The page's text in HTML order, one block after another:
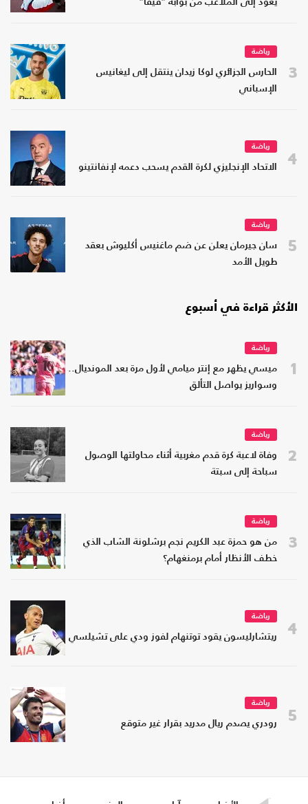
يعود إلى الملاعب من بوابة "فيفا"
3
رياضة
الحارس الجزائري لوكا زيدان ينتقل إلى ليغانيس
الإسباني
4
رياضة
الاتحاد الإنجليزي لكرة القدم يسحب دعمه لإنفانتينو
5
رياضة
سان جيرمان يعلن عن ضم ماغنيس أكليوش بعقد
طويل الأمد
الأكثر قراءة في أسبوع
1
رياضة
ميسي يظهر مع إنتر ميامي لأول مرة بعد المونديال..
وسواريز يواصل التألق
2
رياضة
وفاة لاعبة كرة قدم مغربية أثناء محاولتها الوصول
سباحة إلى سبتة
3
رياضة
من هو حمزة عبد الكريم نجم برشلونة الشاب الذي
خطف الأنظار أمام برمنغهام؟
4
رياضة
ريتشارليسون يقود توتنهام لفوز ودي على تشيلسي
5
رياضة
رودري يصدم ريال مدريد بقرار غير متوقع